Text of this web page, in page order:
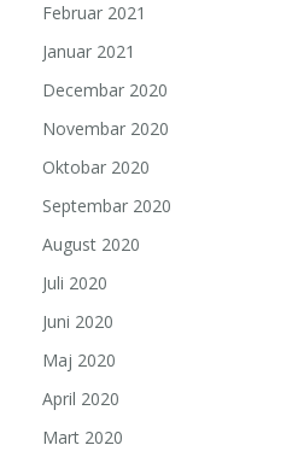
Februar 2021
Januar 2021
Decembar 2020
Novembar 2020
Oktobar 2020
Septembar 2020
August 2020
Juli 2020
Juni 2020
Maj 2020
April 2020
Mart 2020